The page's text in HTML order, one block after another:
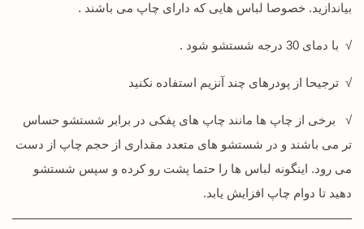
بیاندازید. خصوصا لباس هایی که دارای چاپ می باشند .
√ با دمای 30 درجه شستشو شود .
√ ترجیحا از پودرهای چند آنزیم استفاده نکنید
√ برخی از چاپ ها مانند چاپ های پفکی در برابر شستشو حساس
تر می باشند و در شستشو های متعدد مقداری از حجم چاپ از دست
می رود. اینگونه لباس ها را حتما پشت رو کرده و سپس شستشو
دهید تا دوام چاپ افزایش یابد.